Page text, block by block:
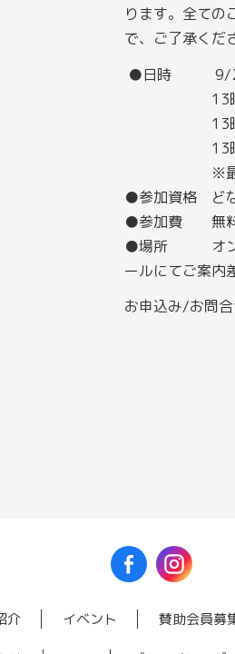
ります。全ての
で、ご了承くだ
●日時 9/
13時～ 自
13時半～
13時45
※最長14時
●参加資格 ど
●参加費 無
●場所 オンラ
ールにてご案内
お申込み/お問
介 イベント 賛助会員募